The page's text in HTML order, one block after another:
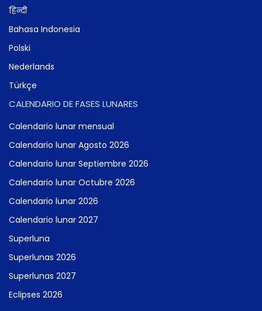
हिन्दी
Bahasa Indonesia
Polski
Nederlands
Türkçe
CALENDARIO DE FASES LUNARES
Calendario lunar mensual
Calendario lunar Agosto 2026
Calendario lunar Septiembre 2026
Calendario lunar Octubre 2026
Calendario lunar 2026
Calendario lunar 2027
Superluna
Superlunas 2026
Superlunas 2027
Eclipses 2026